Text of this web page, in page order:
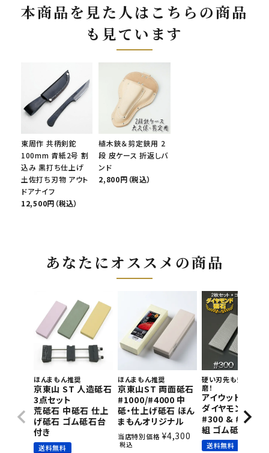
本商品を見た人はこちらの商品
も見ています
東周作 共柄剣鉈
100mm 青紙2号 割
込み 黒打ち仕上げ
土佐打ち刃物 アウト
ドアナイフ
12,500円（税込）
植木鋏＆剪定鋏用 2
段 皮ケース 折返しバ
ンド
2,800円（税込）
あなたにオススメの商品
ほんまもん推奨
京東山 ST 人造砥石
3点セット
荒砥石 中砥石 仕上
げ砥石 ゴム砥石台
付き
送料無料
ほんまもん推奨
京東山ST 両面砥石
#1000/#4000 中
砥・仕上げ砥石 ほん
まもんオリジナル
当店特別価格 ¥4,300
税込
硬い刃先も短時間で
磨！
アイウッド 片面
ダイヤモンド砥石
#300 & #800 2
組 ゴム砥石台付
送料無料